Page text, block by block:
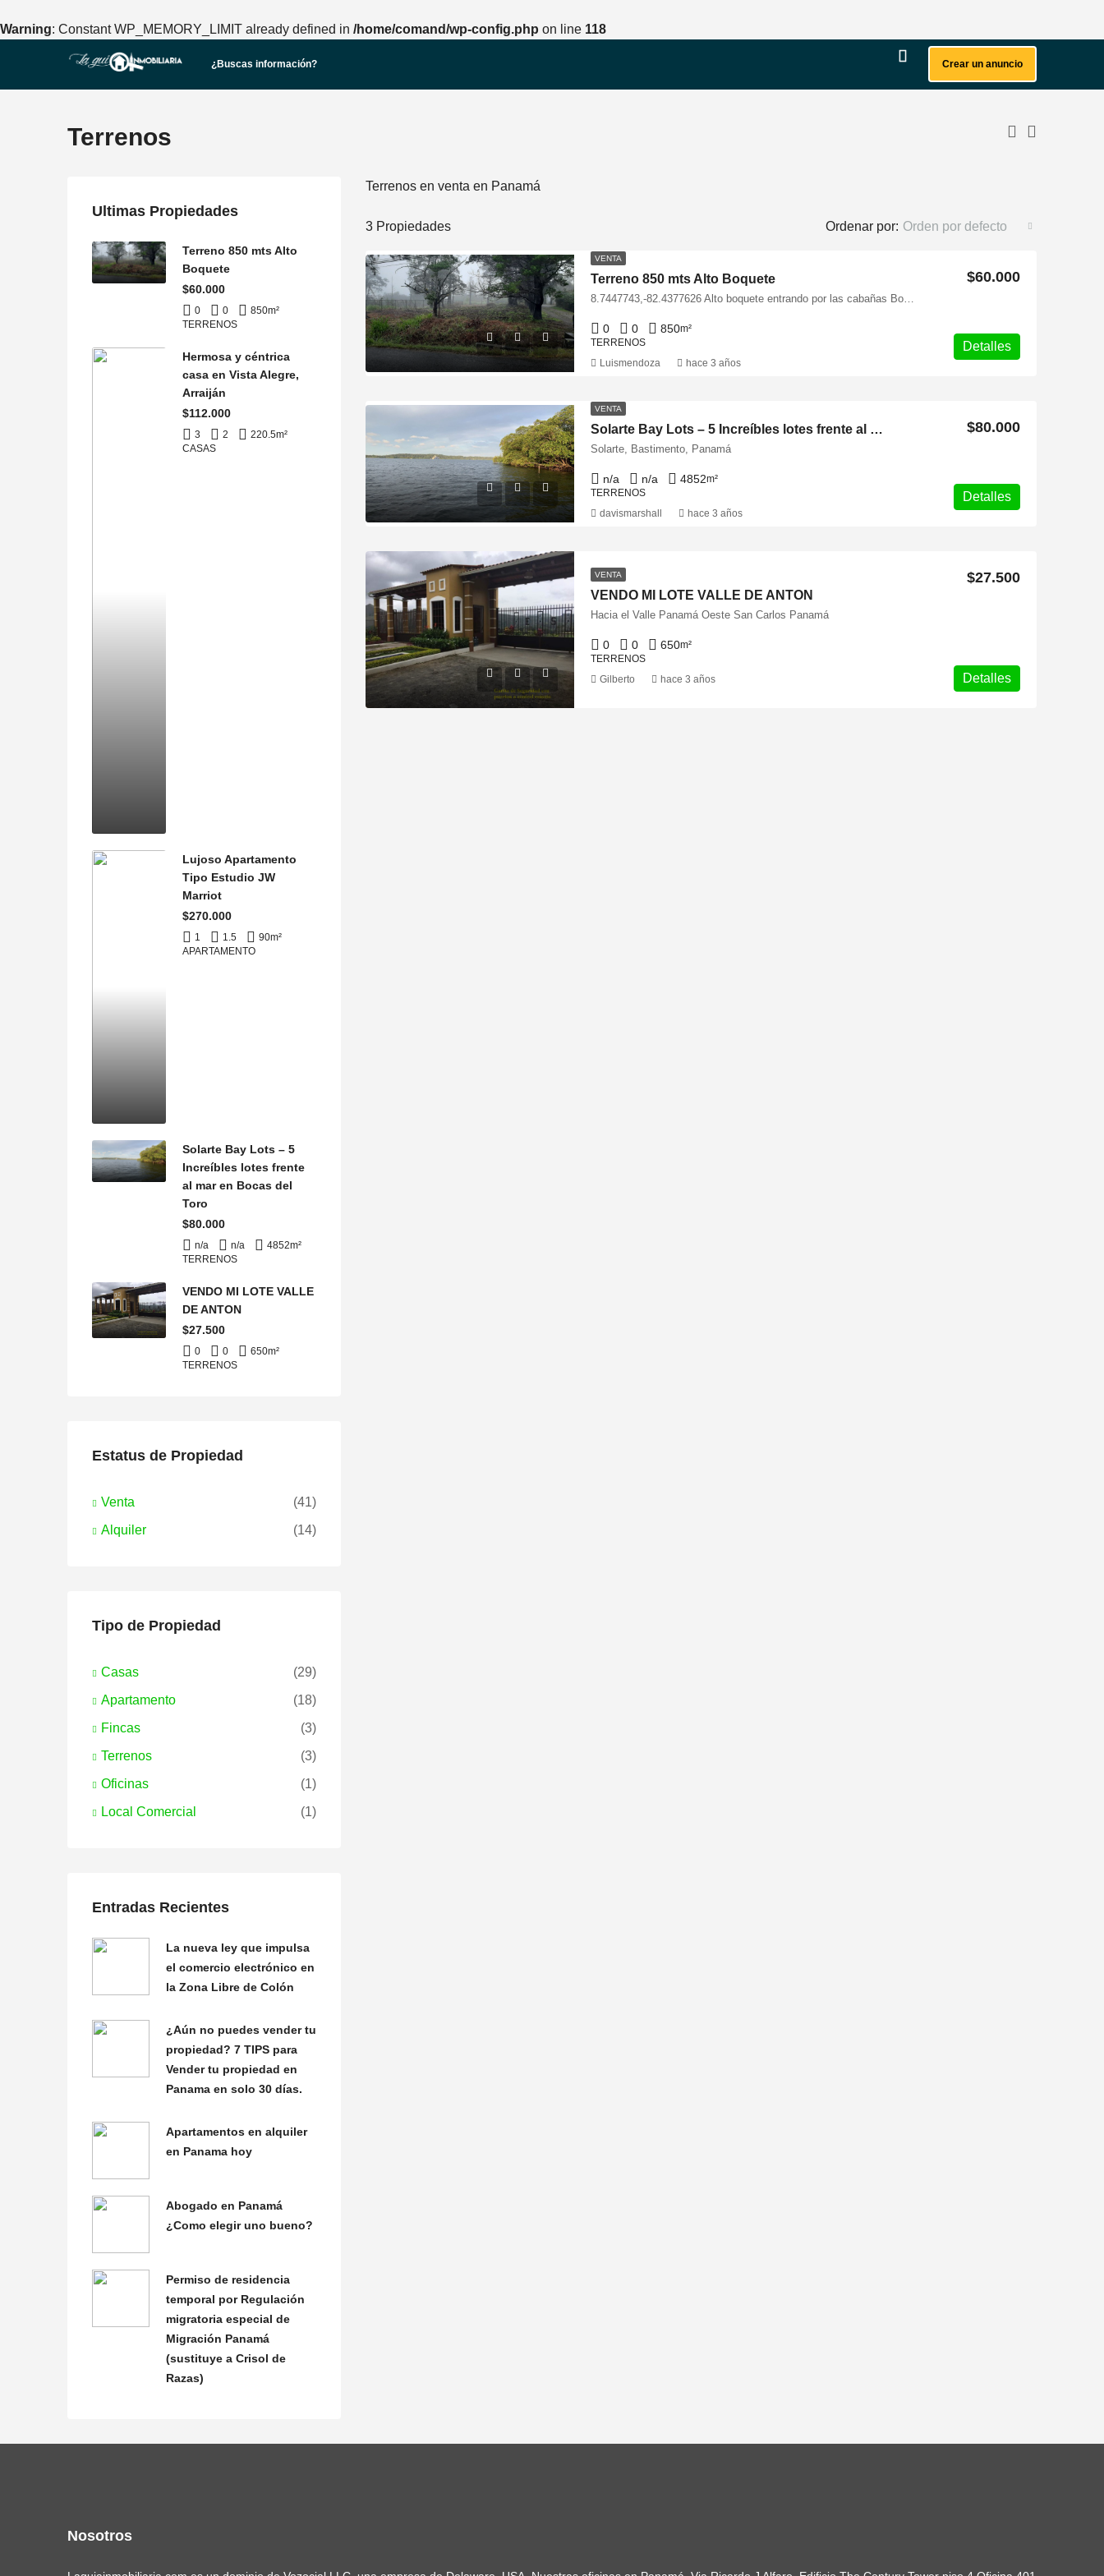
Warning: Constant WP_MEMORY_LIMIT already defined in /home/comand/wp-config.php on line 118
¿Buscas información? Crear un anuncio
Terrenos
Terrenos en venta en Panamá
3 Propiedades Ordenar por: Orden por defecto
VENTA
Terreno 850 mts Alto Boquete $60.000
8.7447743,-82.4377626 Alto boquete entrando por las cabañas Boquete Forever, en calle 9va noreste esquina frente al intersección con la avenida 6ta oeste.
0 0 850m²
TERRENOS
Detalles
Luismendoza hace 3 años
VENTA
Solarte Bay Lots – 5 Increíbles lotes frente al mar en Bocas del Toro $80.000
Solarte, Bastimento, Panamá
n/a n/a 4852m²
TERRENOS
Detalles
davismarshall hace 3 años
VENTA
VENDO MI LOTE VALLE DE ANTON
$27.500
Hacia el Valle Panamá Oeste San Carlos Panamá
0 0 650m²
TERRENOS
Detalles
Gilberto hace 3 años
Ultimas Propiedades
Terreno 850 mts Alto
Boquete
$60.000
0 0 850m²
TERRENOS
Hermosa y céntrica
casa en Vista Alegre,
Arraiján
$112.000
3 2 220.5m²
CASAS
Lujoso Apartamento
Tipo Estudio JW
Marriot
$270.000
1 1.5 90m²
APARTAMENTO
Solarte Bay Lots – 5
Increíbles lotes frente
al mar en Bocas del
Toro
$80.000
n/a n/a 4852m²
TERRENOS
VENDO MI LOTE VALLE
DE ANTON
$27.500
0 0 650m²
TERRENOS
Estatus de Propiedad
Venta
(41)
Alquiler
(14)
Tipo de Propiedad
Casas
(29)
Apartamento
(18)
Fincas
(3)
Terrenos
(3)
Oficinas
(1)
Local Comercial
(1)
Entradas Recientes
La nueva ley que impulsa
el comercio electrónico en
la Zona Libre de Colón
¿Aún no puedes vender tu
propiedad? 7 TIPS para
Vender tu propiedad en
Panama en solo 30 días.
Apartamentos en alquiler
en Panama hoy
Abogado en Panamá
¿Como elegir uno bueno?
Permiso de residencia
temporal por Regulación
migratoria especial de
Migración Panamá
(sustituye a Crisol de
Razas)
Nosotros